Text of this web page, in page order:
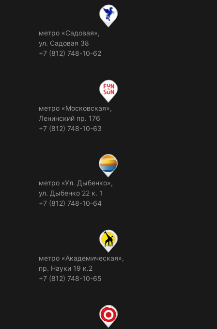
метро «Садовая»,
ул. Садовая 38
+7 (812) 748-10-62
метро «Московская»,
Ленинский пр. 176
+7 (812) 748-10-63
метро «Ул. Дыбенко»,
ул. Дыбенко 22 к. 1
+7 (812) 748-10-64
метро «Академическая»,
пр. Науки 19 к.2
+7 (812) 748-10-65